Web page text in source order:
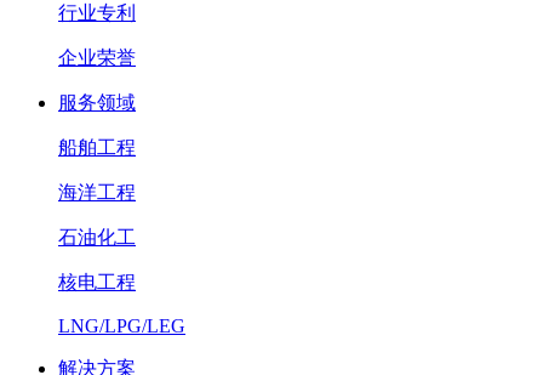
行业专利
企业荣誉
服务领域
船舶工程
海洋工程
石油化工
核电工程
LNG/LPG/LEG
解决方案